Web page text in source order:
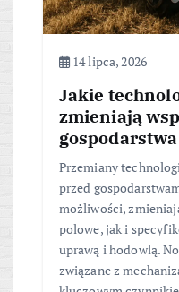
14 lipca, 2026
Jakie
zmieniają
Przemiany
przed
możliwości,
polowe, jak i
uprawą i hodowlą.
związane z